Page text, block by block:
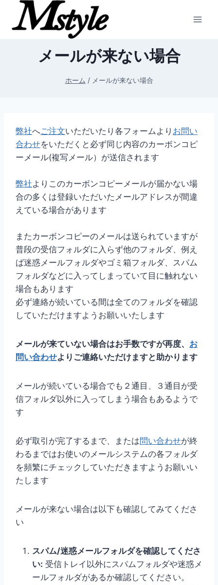
メールが来ない場合
ホーム / メールが来ない場合
弊社へご注文いただいたり各フォームより お問い
合わせをいただくと必ず同じ内容のカーボンコピ
ーメール(複写メール）が送信されます
弊社よりこのカーボンコピーメールが届かない場
合の多くは登録いただいたメールアドレスが間違
えている場合があります
またカーボンコピーのメールは送られていますが
普段の受信フォルダに入らず他のフォルダ、例え
ば迷惑メールフォルダやゴミ箱フォルダ、スパム
フォルダなどに入ってしまっていて目に触れない
場合もあります
必ず連絡が続いている間は全てのフォルダを確認
していただけますようお願いいたします
メールが来ていない場合はお手数ですが再度、 お
問い合わせよりご連絡いただけますと助かります
メールが続いている場合でも２通目、３通目が受
信フォルダ以外に入ってしまう場合もあるようで
す
必ず取引が完了するまで、または問い合わせが終
わるまではお使いのメールシステムの各フォルダ
を頻繁にチェックしていただきますようお願いい
たします
メールが来ない場合は以下も確認してみてくださ
い
スパム/迷惑メールフォルダを確認してくださ
い: 受信トレイ以外にスパムフォルダや迷惑メ
ールフォルダがあるか確認してください。